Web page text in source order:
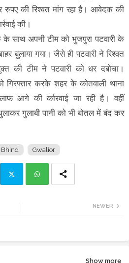
रुपए की रिश्वत मांग रहा है। आवेदक की
की।
साथ अपनी टीम को भुजपुरा पटवारी के
बुलाया गया। जैसे ही पटवारी ने रिश्वत
की टीम ने पटवारी को धर दबोचा।
गिरफ्तार करके शहर के कोतवाली थाना
आगे की र्कारवाई जा रही है। वहीं
गुलाबी पानी को भी बोतल में बंद कर
Bhind Gwalior
NEWER
Show more